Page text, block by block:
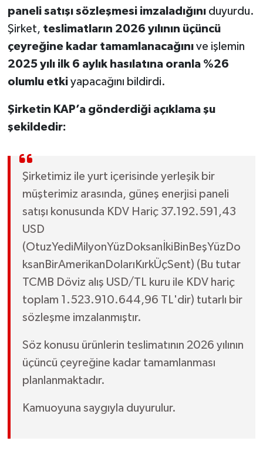
paneli satışı sözleşmesi imzaladığınıduyurdu.
Şirket, teslimatların 2026 yılının üçüncü
çeyreğine kadar tamamlanacağınıve işlemin
2025 yılı ilk 6 aylık hasılatına oranla %26
olumlu etkiyapacağını bildirdi.
Şirketin KAP’a gönderdiği açıklama şu
şekildedir:
Şirketimiz ile yurt içerisinde yerleşik bir
müşterimiz arasında, güneş enerjisi paneli
satışı konusunda KDV Hariç 37.192.591,43
USD
(OtuzYediMilyonYüzDoksanİkiBinBeşYüzDo
ksanBirAmerikanDolarıKırkÜçSent) (Bu tutar
TCMB Döviz alış USD/TL kuru ile KDV hariç
toplam 1.523.910.644,96 TL'dir) tutarlı bir
sözleşme imzalanmıştır.
Söz konusu ürünlerin teslimatının 2026 yılının
üçüncü çeyreğine kadar tamamlanması
planlanmaktadır.
Kamuoyuna saygıyla duyurulur.